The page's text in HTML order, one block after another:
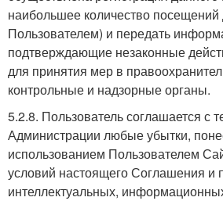
наибольшее количество
Пользователем) и передать
подтверждающие незаконные
для принятия мер в
контрольные и надзорные органы.
5.2.8. Пользователь соглашается с
Администрации любые убытки,
использованием Пользователем
условий настоящего Соглашения и
интеллектуальных,